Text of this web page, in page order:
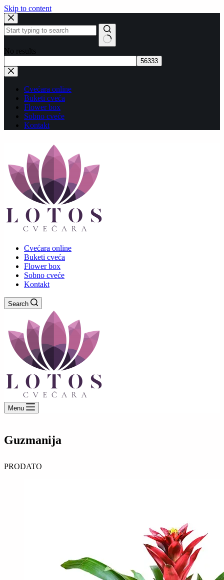
Skip to content
No results
Cvećara online
Buketi cveća
Flower box
Sobno cveće
Kontakt
Cvećara online
Buketi cveća
Flower box
Sobno cveće
Kontakt
Search
Menu
Guzmanija
PRODATO